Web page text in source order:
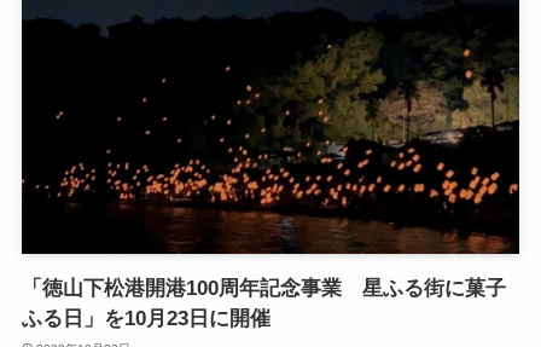
「徳山下松港開港100周年記念事業 星ふる街に菓子
ふる日」を10月23日に開催